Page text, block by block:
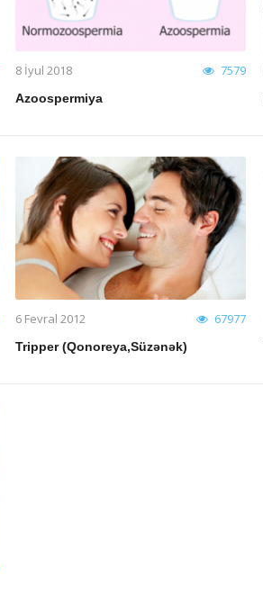
8 İyul 2018 7579
Azoospermiya
6 Fevral 2012 67977
Tripper (Qonoreya,Süzənək)
Prostatit haqqında tez-tez verilən
sualların cavabları